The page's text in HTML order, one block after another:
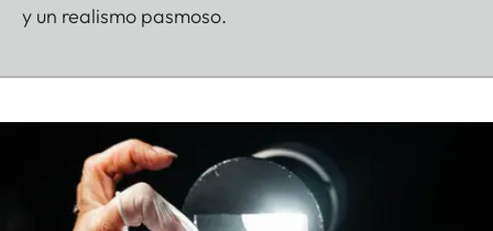
y un realismo pasmoso.